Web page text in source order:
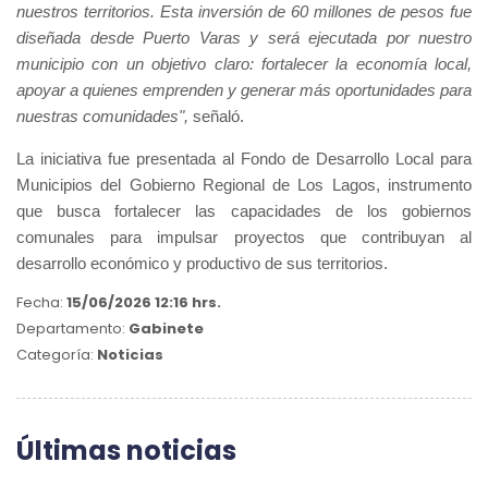
nuestros territorios. Esta inversión de 60 millones de pesos fue
diseñada desde Puerto Varas y será ejecutada por nuestro
municipio con un objetivo claro: fortalecer la economía local,
apoyar a quienes emprenden y generar más oportunidades para
nuestras comunidades", señaló.
La iniciativa fue presentada al Fondo de Desarrollo Local para
Municipios del Gobierno Regional de Los Lagos, instrumento
que busca fortalecer las capacidades de los gobiernos
comunales para impulsar proyectos que contribuyan al
desarrollo económico y productivo de sus territorios.
Fecha: 15/06/2026 12:16 hrs.
Departamento: Gabinete
Categoría: Noticias
Últimas noticias